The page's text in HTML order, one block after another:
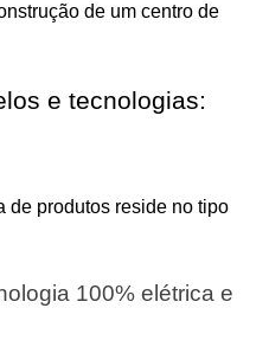
de um centro de
e tecnologias:
de produtos reside no tipo
100% elétrica e